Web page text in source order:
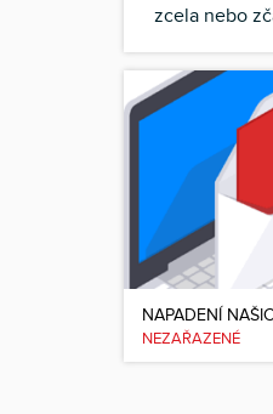
zcela nebo
NAPADENÍ
NEZAŘAZENÉ